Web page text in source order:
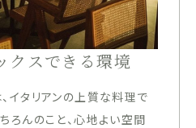
クスできる環境
イタリアンの上質な料理で
ろんのこと、心地よい空間